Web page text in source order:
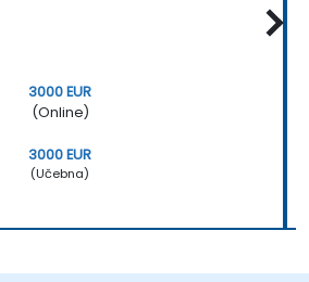
3000 EUR
(Online)
3000 EUR
(Učebna)